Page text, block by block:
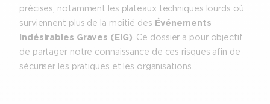
précises, notamment les plateaux techniques lourds où
surviennent plus de la moitié des Événements
Indésirables Graves (EIG) . Ce dossier a pour objectif
de partager notre connaissance de ces risques afin de
sécuriser les pratiques et les organisations.